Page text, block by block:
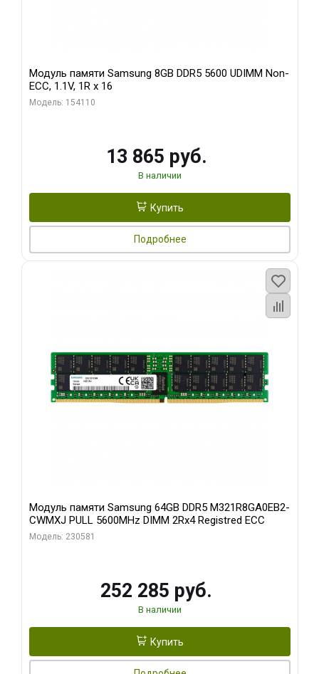
Модуль памяти Samsung 8GB DDR5 5600 UDIMM Non-
ECC, 1.1V, 1R x 16
Модель: 154110
13 865 руб.
В наличии
Купить
Подробнее
Модуль памяти Samsung 64GB DDR5 M321R8GA0EB2-
CWMXJ PULL 5600MHz DIMM 2Rx4 Registred ECC
Модель: 230581
252 285 руб.
В наличии
Купить